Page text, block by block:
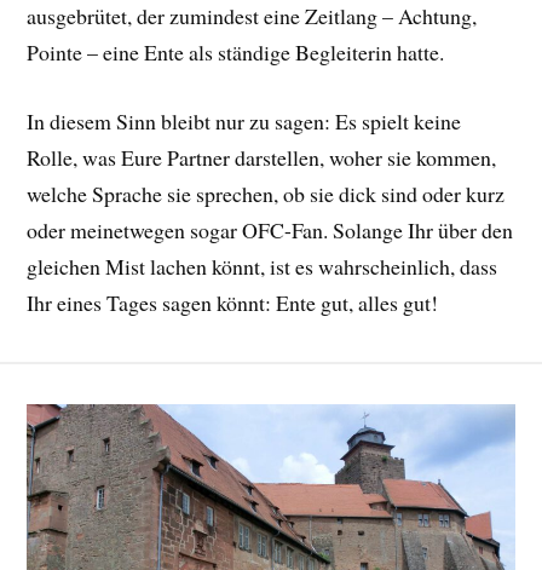
ausgebrütet, der zumindest eine Zeitlang – Achtung,
Pointe – eine Ente als ständige Begleiterin hatte.
In diesem Sinn bleibt nur zu sagen: Es spielt keine
Rolle, was Eure Partner darstellen, woher sie kommen,
welche Sprache sie sprechen, ob sie dick sind oder kurz
oder meinetwegen sogar OFC-Fan. Solange Ihr über den
gleichen Mist lachen könnt, ist es wahrscheinlich, dass
Ihr eines Tages sagen könnt: Ente gut, alles gut!